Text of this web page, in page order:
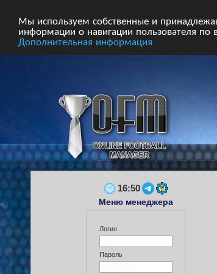
Мы используем собственные и
информации о навигации пользователя по
Дополнительная информация
16:50
Меню менеджера
Логин
Пароль